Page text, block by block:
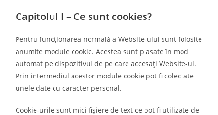
Capitolul I – Ce sunt cookies?
Pentru funcționarea normală a Website-ului sunt folosite
anumite module cookie. Acestea sunt plasate în mod
automat pe dispozitivul de pe care accesați Website-ul.
Prin intermediul acestor module cookie pot fi colectate
unele date cu caracter personal.
Cookie-urile sunt mici fişiere de text ce pot fi utilizate de